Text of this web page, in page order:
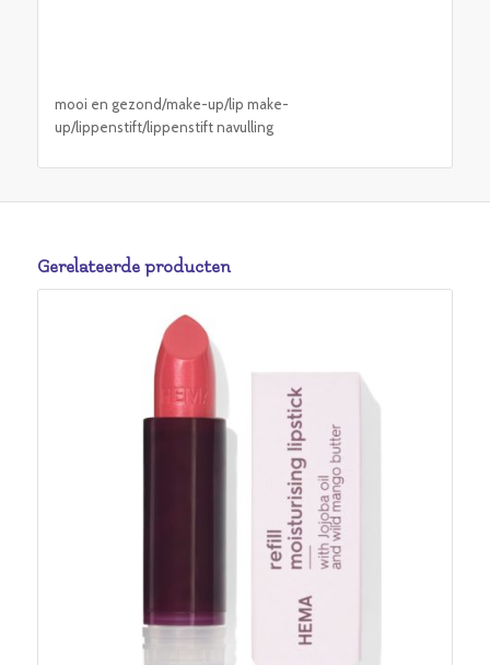
mooi en gezond/make-up/lip make-
up/lippenstift/lippenstift navulling
Gerelateerde producten